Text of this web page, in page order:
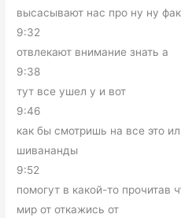
высасывают нас про ну ну
9:32
отвлекают внимание знать а
9:38
тут все ушел у и вот
9:46
как бы смотришь на все это
шивананды
9:52
помогут в какой-то прочитав
мир от откажись от